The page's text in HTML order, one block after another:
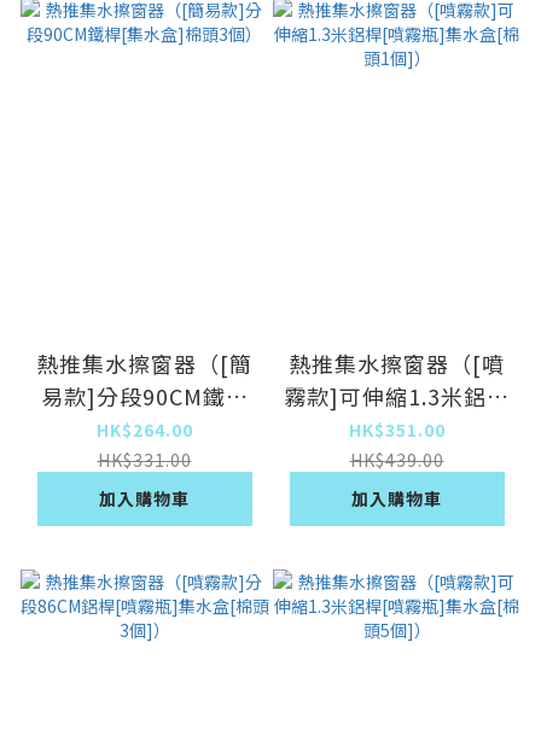
熱推集水擦窗器（[簡
易款]分段90CM鐵桿
[集水盒]棉頭3個）
HK$264.00
HK$331.00
加入購物車
熱推集水擦窗器（[噴
霧款]可伸縮1.3米鋁桿
[噴霧瓶]集水盒[棉頭1
個]）
HK$351.00
HK$439.00
加入購物車